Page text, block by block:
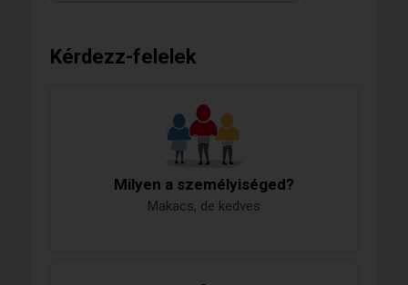
Kérdezz-felelek
Milyen a személyiséged?
Makacs, de kedves